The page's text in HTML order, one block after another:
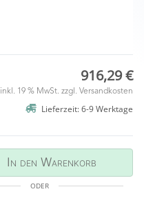
916,29 €
inkl. 19 % MwSt. zzgl. Versandkosten
Lieferzeit: 6-9 Werktage
In den Warenkorb
ODER